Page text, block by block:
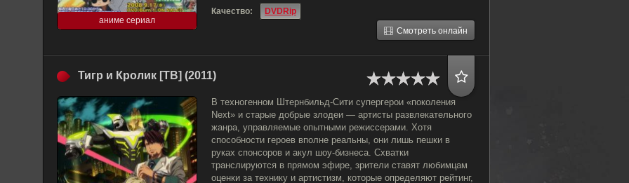
аниме сериал
Качество:
DVDRip
Смотреть онлайн
Тигр и Кролик [ТВ] (2011)
В техногенном Штернбильд-Сити супергерои «поколения
Next» и старые добрые злодеи — артисты развлекательного
жанра, управляемые опытными режиссерами. Хотя
способности героев вполне реальны, они лишь пешки в
руках спонсоров и акул шоу-бизнеса. Схватки
транслируются в прямом эфире, зрители ставят любимцам
оценки за технику и артистизм, которые определяют рейтинг,